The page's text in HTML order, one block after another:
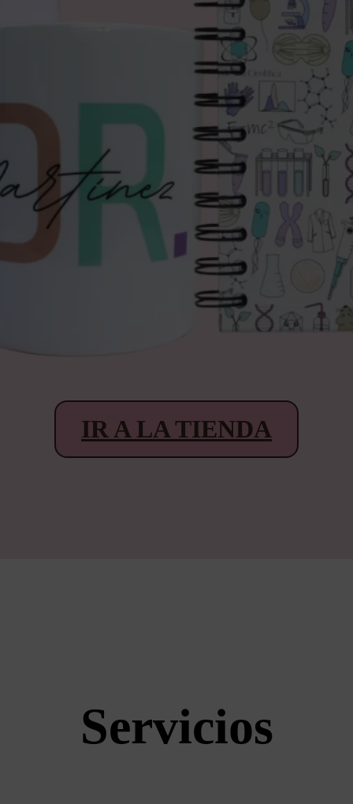
IR A LA TIENDA
Servicios